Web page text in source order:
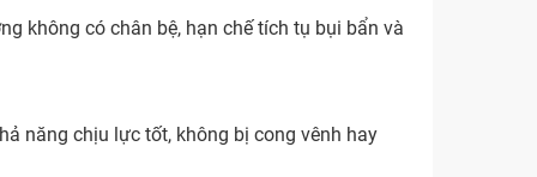
không có chân bệ, hạn chế tích tụ bụi bẩn và
năng chịu lực tốt, không bị cong vênh hay